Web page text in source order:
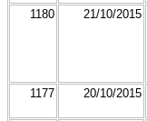
1180 21/10/2015
1177 20/10/2015